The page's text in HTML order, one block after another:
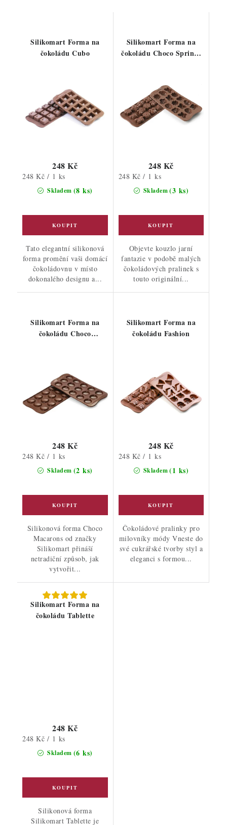
Silikomart Forma na
čokoládu Cubo
Skladem (8 ks)
248 Kč
Měrná
248 Kč / 1 ks
Tato elegantní silikonová
forma promění vaši domácí
čokoládovnu v místo
dokonalého designu a...
Silikomart Forma na
čokoládu Choco Spring-
Skladem(3 ks)
248 Kč
Měrná
248 Kč / 1 ks
Objevte kouzlo jarní
fantazie v podobě malých
čokoládových pralinek s
touto originální...
Silikomart Forma na
čokoládu Choco
Skladem (2 ks)
248 Kč
Měrná
248 Kč / 1 ks
Silikonová forma Choco
Macarons od značky
Silikomart přináší
netradiční způsob, jak
vytvořit...
Silikomart Forma na
čokoládu Fashion
Skladem(1 ks)
248 Kč
Měrná
248 Kč / 1 ks
Čokoládové pralinky pro
milovníky módy Vneste do
své cukrářské tvorby styl a
eleganci s formou...
Silikomart Forma na
čokoládu Tablette
Skladem (6 ks)
248 Kč
Měrná
248 Kč / 1 ks
Silikonová forma
Silikomart Tablette je